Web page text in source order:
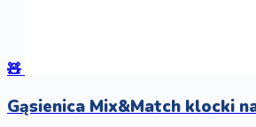
🧸
Gąsienica Mix&Match klocki